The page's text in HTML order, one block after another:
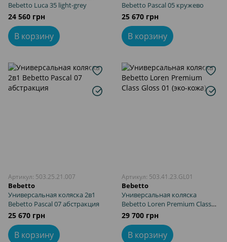
Bebetto Luca 35 light-grey
24 560 грн
В корзину
Bebetto Pascal 05 кружево
25 670 грн
В корзину
Артикул: 503.25.21.007
Bebetto
Универсальная коляска 2в1
Bebetto Pascal 07 абстракция
25 670 грн
В корзину
Артикул: 503.41.23.GL01
Bebetto
Универсальная коляска
Bebetto Loren Premium Class
Gloss 01 (эко-кожа)
29 700 грн
В корзину